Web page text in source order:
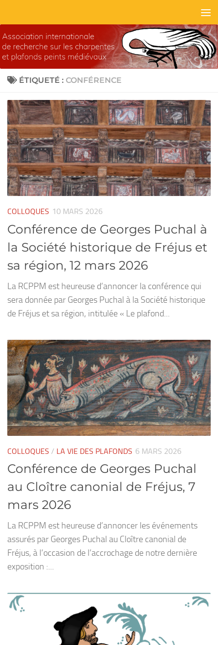
ÉTIQUETÉ : CONFÉRENCE
COLLOQUES 10 MARS 2026
Conférence de Georges Puchal à
la Société historique de Fréjus et
sa région, 12 mars 2026
La RCPPM est heureuse d’annoncer la conférence qui
sera donnée par Georges Puchal à la Société historique
de Fréjus et sa région, intitulée « Le plafond...
COLLOQUES / LA VIE DES PLAFONDS 6 MARS 2026
Conférence de Georges Puchal
au Cloître canonial de Fréjus, 7
mars 2026
La RCPPM est heureuse d’annoncer les événements
assurés par Georges Puchal au Cloître canonial de
Fréjus, à l’occasion de l’accrochage de notre dernière
exposition :...